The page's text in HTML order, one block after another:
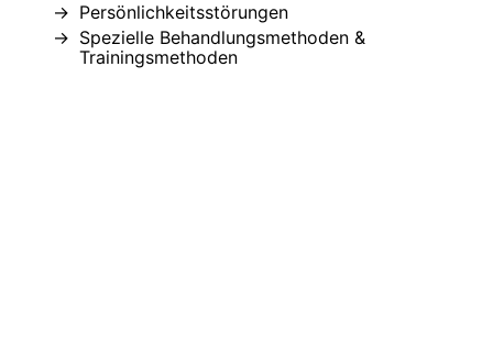
Persönlichkeitsstörungen
Spezielle Behandlungsmethoden &
Trainingsmethoden